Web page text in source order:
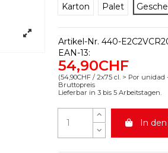
Karton
Palet
Artikel-Nr. 440-
EAN-13:
54,90CHF
(54,90CHF / 2x75 cl. > Por
Bruttopreis
Lieferbar in 3 bis 5 Arbeitstagen.
In